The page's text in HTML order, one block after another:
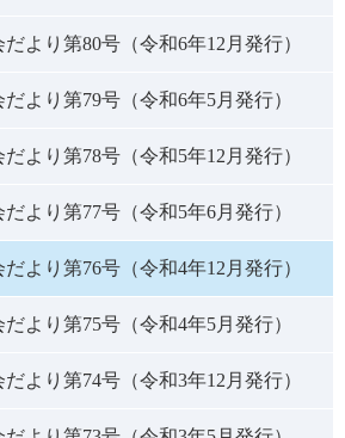
より第80号（令和6年12月発行）
より第79号（令和6年5月発行）
より第78号（令和5年12月発行）
より第77号（令和5年6月発行）
より第76号（令和4年12月発行）
より第75号（令和4年5月発行）
より第74号（令和3年12月発行）